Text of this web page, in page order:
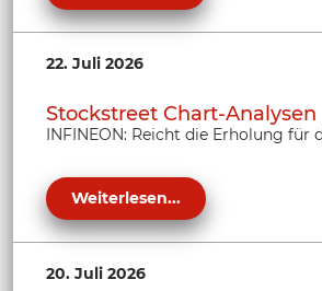
22. Juli 2026
Stockstreet Chart-Analysen
INFINEON: Reicht die Erholung für
Weiterlesen...
20. Juli 2026